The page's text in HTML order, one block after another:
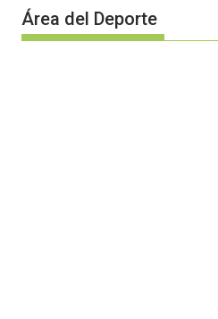
Área del Deporte